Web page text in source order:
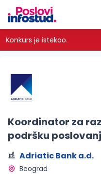
Konkurs je istekao.
Koordinator za
podršku
Adriatic Bank a.d.
Beograd